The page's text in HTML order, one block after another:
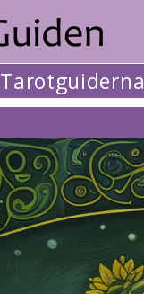
Tarotguiderna